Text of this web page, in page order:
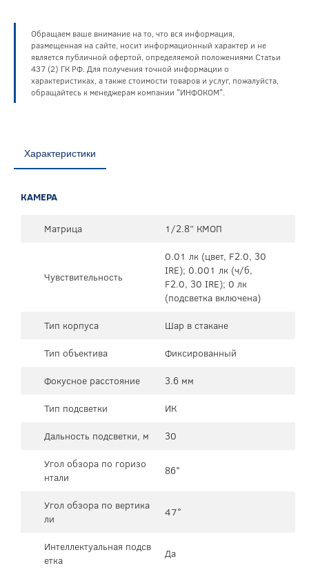
Обращаем ваше внимание на то, что вся информация,
размещенная на сайте, носит информационный характер и не
является публичной офертой, определяемой положениями Статьи
437 (2) ГК РФ. Для получения точной информации о
характеристиках, а также стоимости товаров и услуг, пожалуйста,
обращайтесь к менеджерам компании "ИНФОКОМ".
Характеристики
КАМЕРА
Матрица 1/2.8” КМОП
Чувствительность
0.01 лк (цвет, F2.0, 30
IRE); 0.001 лк (ч/б,
F2.0, 30 IRE); 0 лк
(подсветка включена)
Тип корпуса
Шар в стакане
Тип объектива
Фиксированный
Фокусное расстояние
3.6 мм
Тип подсветки
ИК
Дальность подсветки, м
30
Угол обзора по горизо
нтали
86°
Угол обзора по вертика
ли
47°
Интеллектуальная подсв
етка
Да